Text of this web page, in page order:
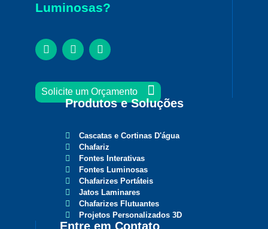
Luminosas?
Solicite um Orçamento
Produtos eSoluções
Cascatas e Cortinas D'água
Chafariz
Fontes Interativas
Fontes Luminosas
Chafarizes Portáteis
Jatos Laminares
Chafarizes Flutuantes
Projetos Personalizados 3D
Entre em Contato